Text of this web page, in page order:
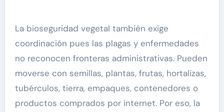
La bioseguridad vegetal también exige
coordinación pues las plagas y enfermedades
no reconocen fronteras administrativas. Pueden
moverse con semillas, plantas, frutas, hortalizas,
tubérculos, tierra, empaques, contenedores o
productos comprados por internet. Por eso, la